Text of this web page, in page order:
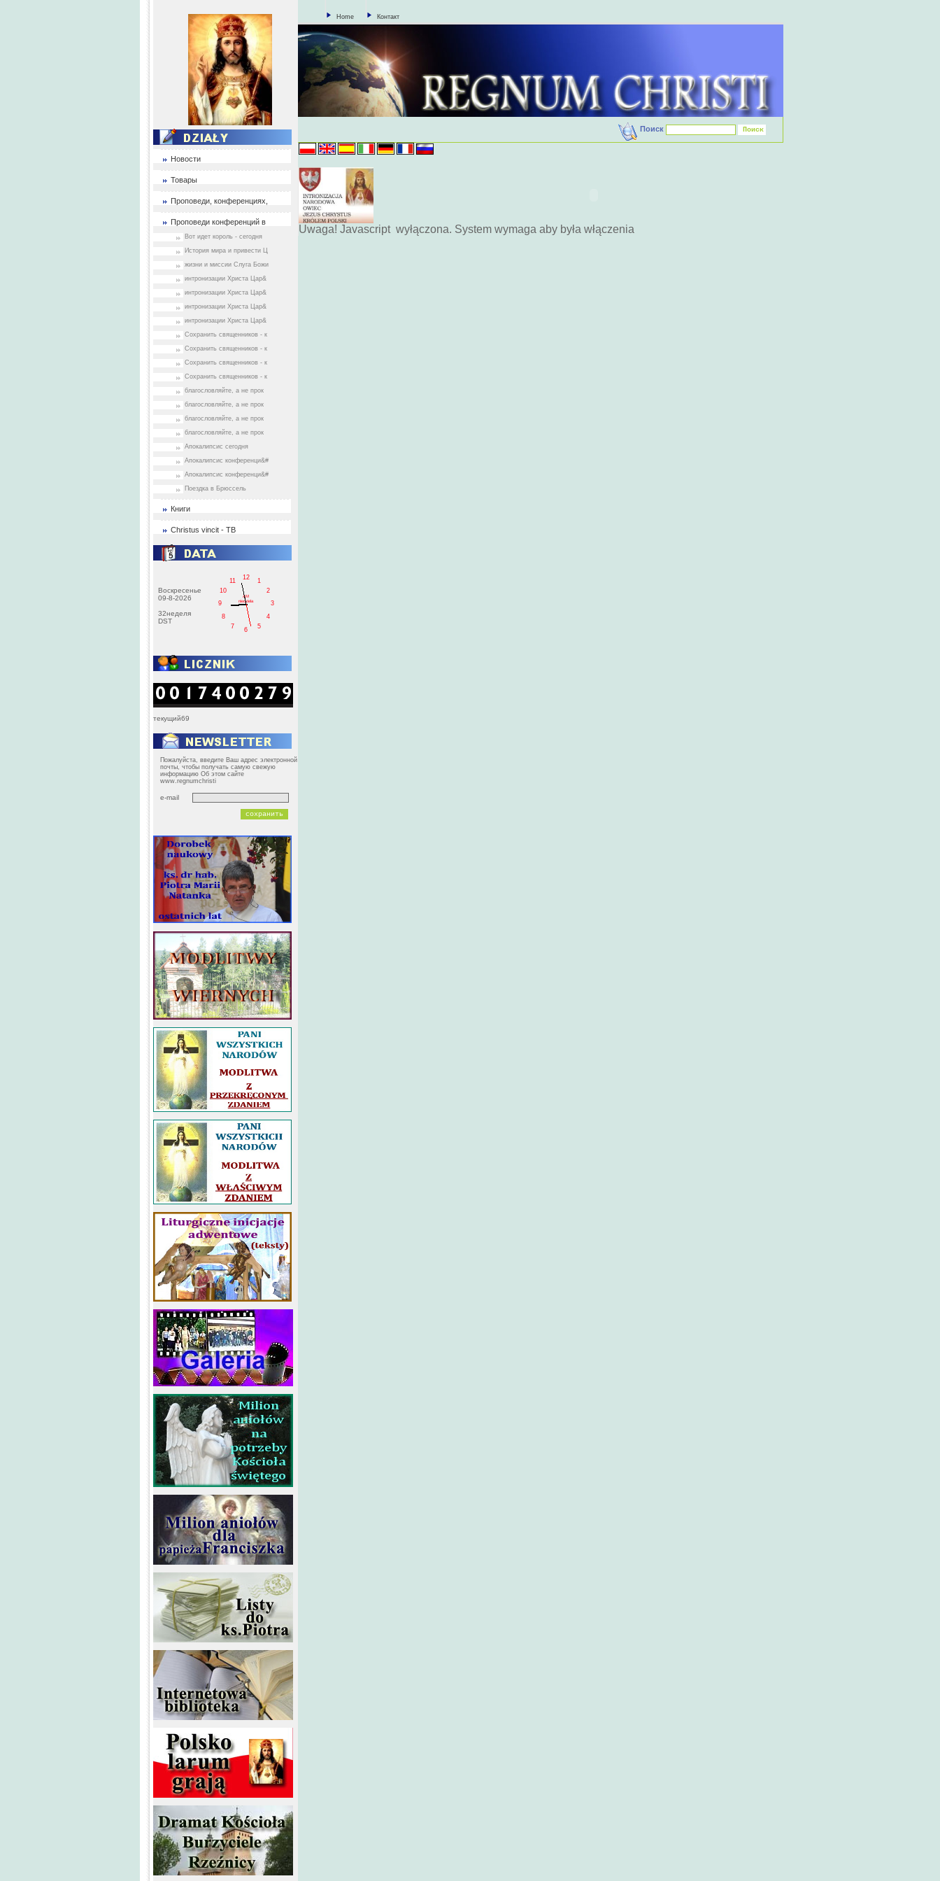
Новости
Товары
Проповеди, конференциях,
Проповеди конференций в
Вот идет король - сегодня
История мира и привести Ц
жизни и миссии Слуга Божи
интронизации Христа Цар&
интронизации Христа Цар&
интронизации Христа Цар&
интронизации Христа Цар&
Сохранить священников - к
Сохранить священников - к
Сохранить священников - к
Сохранить священников - к
благословляйте, а не прок
благословляйте, а не прок
благословляйте, а не прок
благословляйте, а не прок
Апокалипсис сегодня
Апокалипсис конференци&#
Апокалипсис конференци&#
Поездка в Брюссель
Книги
Christus vincit - ТВ
Воскресенье
09-8-2026
32неделя
DST
1
2
3
4
5
6
7
8
9
10
11
12
AM
niedziela
текущий69
Пожалуйста, введите Ваш адрес электронной
почты, чтобы получать самую свежую
информацию Об этом сайте
www.regnumchristi
e-mail
Home Контакт
Поиск
Uwaga! Javascript wyłączona. System wymaga aby była włączenia